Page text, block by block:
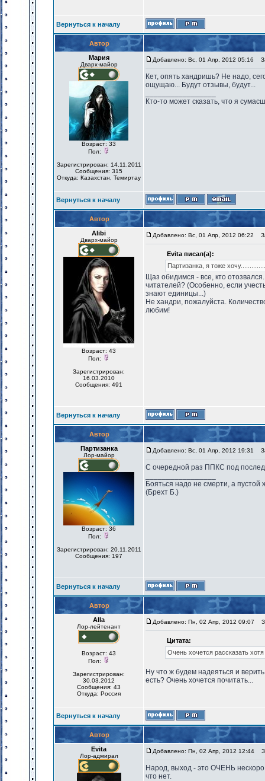
Вернуться к началу
Автор
Мария
Дварх-майор
Возраст: 33
Пол:
Зарегистрирован: 14.11.2011
Сообщения: 315
Откуда: Казахстан, Темиртау
Добавлено: Вс, 01 Апр, 2012 05:16
Кет, опять хандришь? Не надо,
ощущаю... Будут отзывы, будут...
Кто-то может сказать, что я
Вернуться к началу
Автор
Alibi
Дварх-майор
Возраст: 43
Пол:
Зарегистрирован:
16.03.2010
Сообщения: 491
Добавлено: Вс, 01 Апр, 2012 06:22
Evita писал(а):
Партизанка, я тоже
Щаз обидимся - все, кто
читателей? (Особенно, если
знают единицы...)
Не хандри, пожалуйста.
любим!
Вернуться к началу
Автор
Партизанка
Лор-майор
Возраст: 36
Пол:
Зарегистрирован: 20.11.2011
Сообщения: 197
Добавлено: Вс, 01 Апр, 2012 19:31
С очередной раз ППКС под
Бояться надо не смерти, а пустой
(Брехт Б.)
Вернуться к началу
Автор
Alla
Лор-лейтенант
Возраст: 43
Пол:
Зарегистрирован:
30.03.2012
Сообщения: 43
Откуда: Россия
Добавлено: Пн, 02 Апр, 2012 09:07
Цитата:
Очень хочется рассказать
Ну что ж будем надеяться и
есть? Очень хочется почитать...
Вернуться к началу
Автор
Evita
Лор-адмирал
Добавлено: Пн, 02 Апр, 2012 12:44
Народ, выход - это ОЧЕНЬ
что нет.